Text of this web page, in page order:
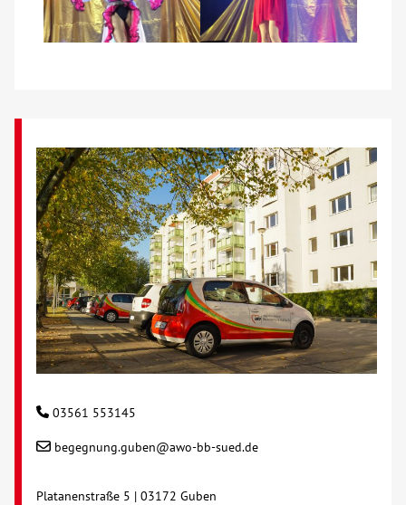
Kontakt
03561 553145
begegnung.guben@awo-bb-sued.de
Platanenstraße 5 | 03172 Guben